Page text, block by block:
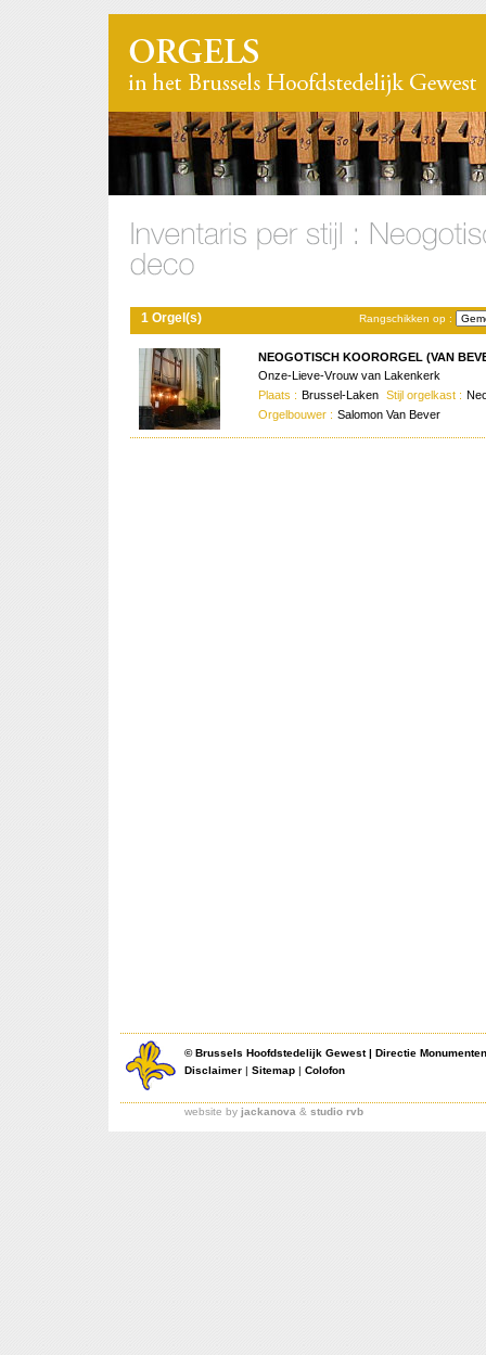
Rangschikken op :
1 Orgel(s)
NEOGOTISCH KOORORGEL (VAN
Onze-Lieve-Vrouw van Lakenkerk
Plaats : Brussel-Laken Stijl orgelkast :
Orgelbouwer : Salomon Van Bever
©Brussels Hoofdstedelijk Gewest| Directie
Disclaimer | Sitemap | Colofon
website by jackanova & studio rvb